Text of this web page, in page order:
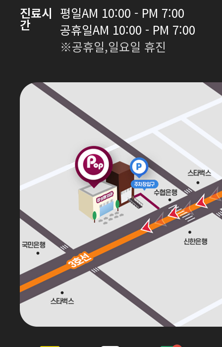
진료시
간
평일AM 10:00 - PM 7:00
공휴일AM 10:00 - PM 7:00
※공휴일,일요일 휴진